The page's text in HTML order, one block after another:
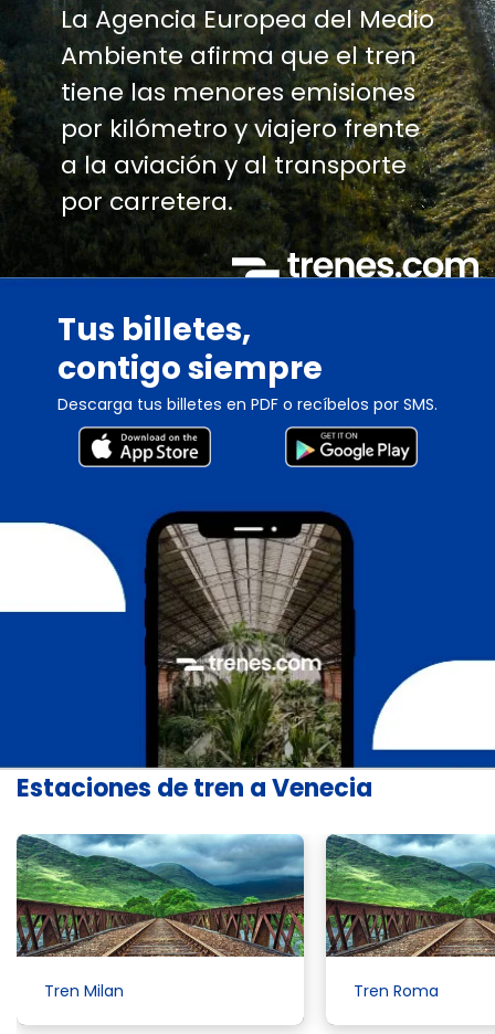
La Agencia Europea del Medio
Ambiente afirma que el tren
tiene las menores emisiones
por kilómetro y viajero frente
a la aviación y al transporte
por carretera.
Tus billetes,
contigo siempre
Descarga tus billetes en PDF o recíbelos por SMS.
Estaciones de tren a Venecia
Tren Milan Tren Roma